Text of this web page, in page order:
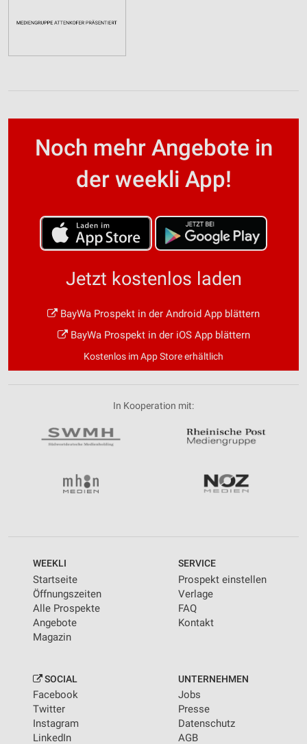
Noch mehr Angebote in
der weekli App!
Jetzt kostenlos laden
BayWa Prospekt in der Android App blättern
BayWa Prospekt in der iOS App blättern
Kostenlos im App Store erhältlich
In Kooperation mit:
WEEKLI
Startseite
Öffnungszeiten
Alle Prospekte
Angebote
Magazin
SERVICE
Prospekt einstellen
Verlage
FAQ
Kontakt
SOCIAL
Facebook
Twitter
Instagram
LinkedIn
UNTERNEHMEN
Jobs
Presse
Datenschutz
AGB